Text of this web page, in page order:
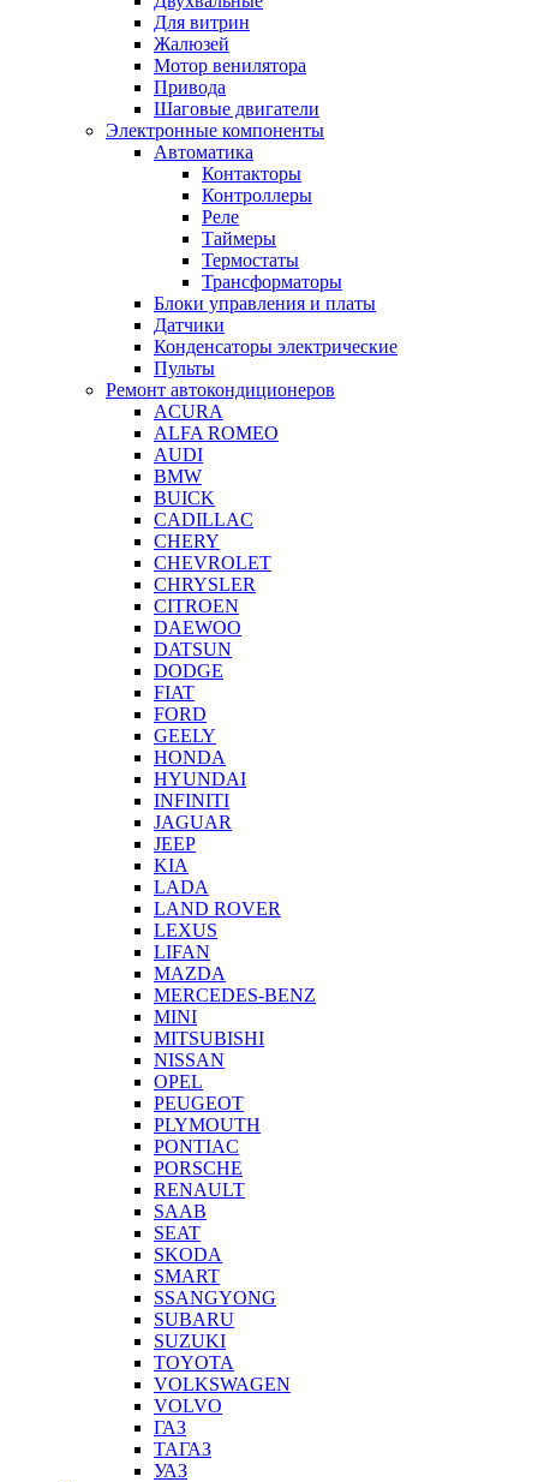
Для витрин
Жалюзей
Мотор венилятора
Привода
Шаговые двигатели
Электронные компоненты
Автоматика
Контакторы
Контроллеры
Реле
Таймеры
Термостаты
Трансформаторы
Блоки управления и платы
Датчики
Конденсаторы электрические
Пульты
Ремонт автокондиционеров
ACURA
ALFA ROMEO
AUDI
BMW
BUICK
CADILLAC
CHERY
CHEVROLET
CHRYSLER
CITROEN
DAEWOO
DATSUN
DODGE
FIAT
FORD
GEELY
HONDA
HYUNDAI
INFINITI
JAGUAR
JEEP
KIA
LADA
LAND ROVER
LEXUS
LIFAN
MAZDA
MERCEDES-BENZ
MINI
MITSUBISHI
NISSAN
OPEL
PEUGEOT
PLYMOUTH
PONTIAC
PORSCHE
RENAULT
SAAB
SEAT
SKODA
SMART
SSANGYONG
SUBARU
SUZUKI
TOYOTA
VOLKSWAGEN
VOLVO
ГАЗ
ТАГАЗ
УАЗ